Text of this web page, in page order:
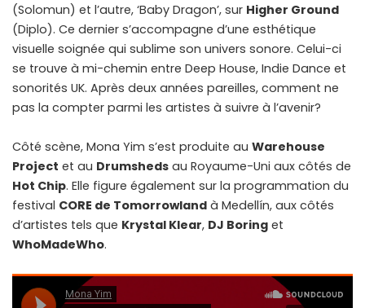
(Solomun) et l’autre, ‘Baby Dragon’, sur Higher Ground
(Diplo). Ce dernier s’accompagne d’une esthétique
visuelle soignée qui sublime son univers sonore. Celui-ci
se trouve à mi-chemin entre Deep House, Indie Dance et
sonorités UK. Après deux années pareilles, comment ne
pas la compter parmi les artistes à suivre à l’avenir?
Côté scène, Mona Yim s’est produite au Warehouse
Project et au Drumsheds au Royaume-Uni aux côtés de
Hot Chip. Elle figure également sur la programmation du
festival CORE de Tomorrowland à Medellín, aux côtés
d’artistes tels que Krystal Klear, DJ Boring et
WhoMadeWho.